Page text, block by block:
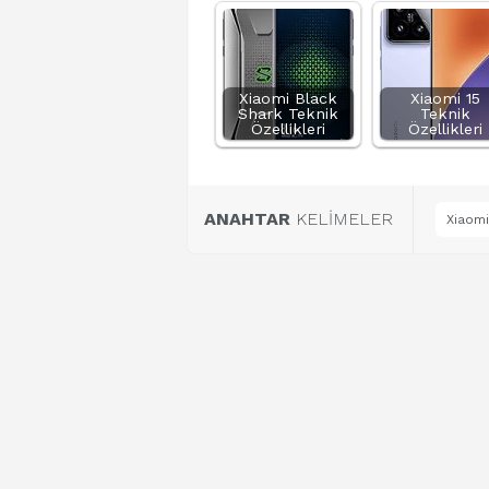
Xiaomi Black
Shark Teknik
Özellikleri
Xiaomi 15
Teknik
Özellikleri
ANAHTAR KELİMELER